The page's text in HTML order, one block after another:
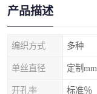
产品描述
编织方式 多种
单丝直径 定制mm
开孔率 标准％